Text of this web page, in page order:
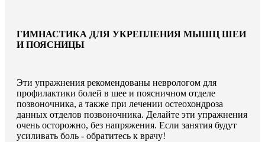
ГИМНАСТИКА ДЛЯ УКРЕПЛЕНИЯ МЫШЦ ШЕИ
И ПОЯСНИЦЫ
Эти упражнения рекомендованы неврологом для
профилактики болей в шее и поясничном отделе
позвоночника, а также при лечении остеохондроза
данных отделов позвоночника. Делайте эти упражнения
очень осторожно, без напряжения. Если занятия будут
усиливать боль - обратитесь к врачу!